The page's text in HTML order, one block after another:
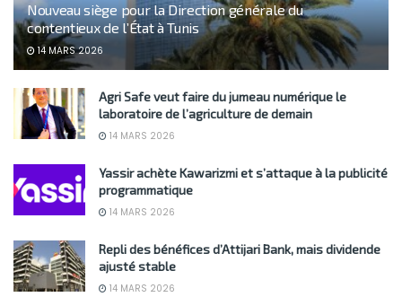
Nouveau siège pour la Direction générale du
contentieux de l’État à Tunis
14 MARS 2026
Agri Safe veut faire du jumeau numérique le
laboratoire de l’agriculture de demain
14 MARS 2026
Yassir achète Kawarizmi et s’attaque à la publicité
programmatique
14 MARS 2026
Repli des bénéfices d’Attijari Bank, mais dividende
ajusté stable
14 MARS 2026